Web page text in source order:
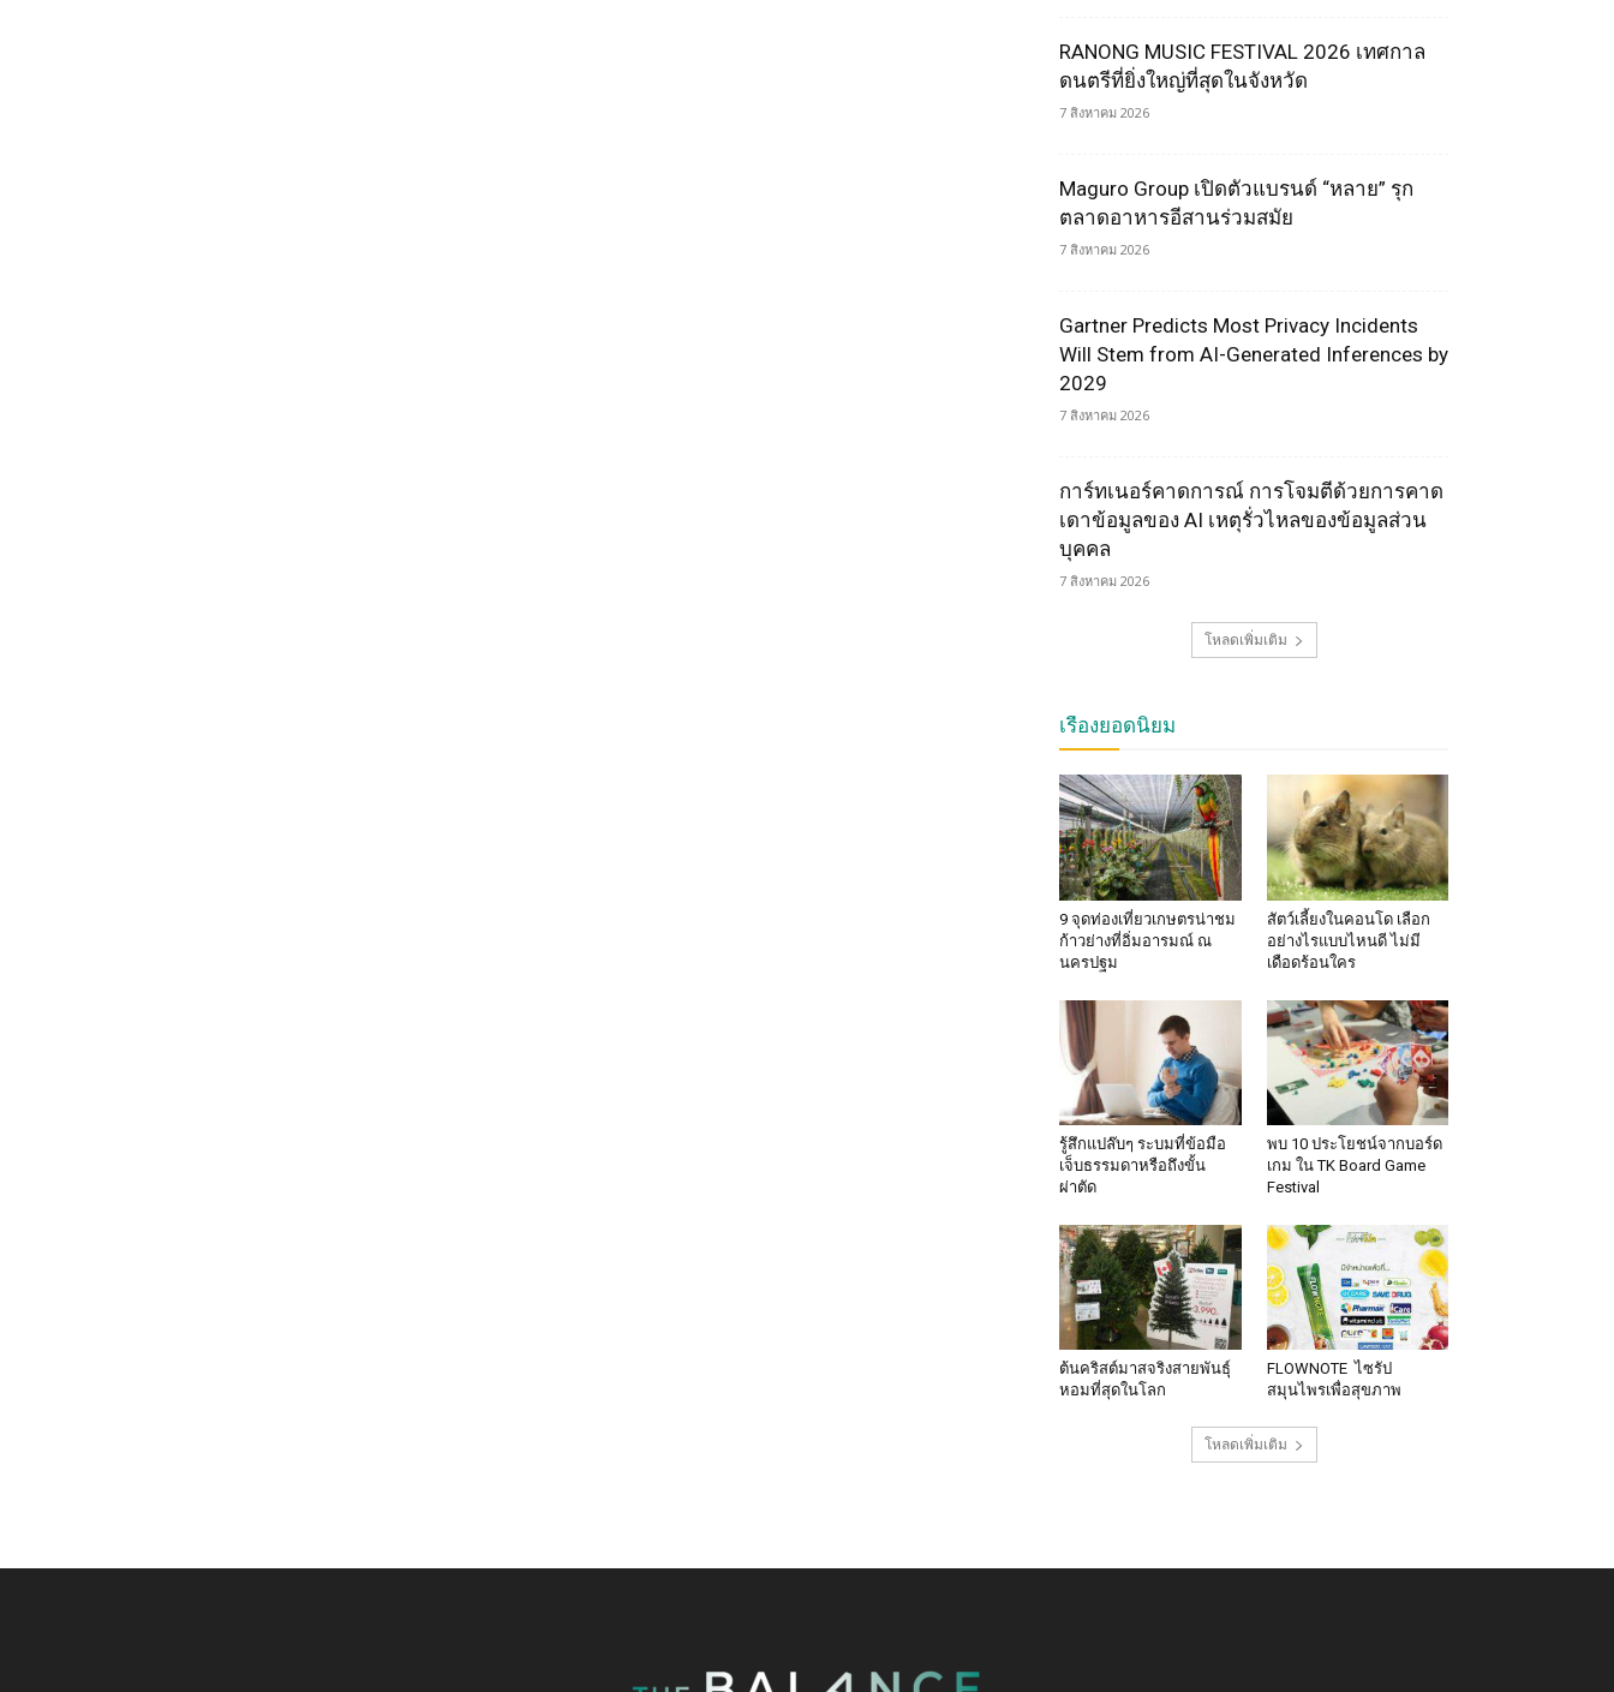
RANONG MUSIC FESTIVAL 2026 เทศกาล
ดนตรีที่ยิ่งใหญ่ที่สุดในจังหวัด
7 สิงหาคม 2026
Maguro Group เปิดตัวแบรนด์ “หลาย” รุก
ตลาดอาหารอีสานร่วมสมัย
7 สิงหาคม 2026
Gartner Predicts Most Privacy Incidents
Will Stem from AI-Generated Inferences by
2029
7 สิงหาคม 2026
การ์ทเนอร์คาดการณ์ การโจมตีด้วยการคาด
เดาข้อมูลของ AI เหตุรั่วไหลของข้อมูลส่วน
บุคคล
7 สิงหาคม 2026
โหลดเพิ่มเติม
เรื่องยอดนิยม
9 จุดท่องเที่ยวเกษตรน่าชม
ก้าวย่างที่อิ่มอารมณ์ ณ
นครปฐม
สัตว์เลี้ยงในคอนโด เลือก
อย่างไรแบบไหนดี ไม่มี
เดือดร้อนใคร
รู้สึกแปล๊บๆ ระบมที่ข้อมือ
เจ็บธรรมดาหรือถึงขั้น
ผ่าตัด
พบ 10 ประโยชน์จากบอร์ด
เกม ใน TK Board Game
Festival
ต้นคริสต์มาสจริงสายพันธุ์
หอมที่สุดในโลก
FLOWNOTE ไซรัป
สมุนไพรเพื่อสุขภาพ
โหลดเพิ่มเติม